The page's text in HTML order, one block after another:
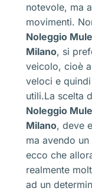
notevole, ma
movimenti.
Noleggio
Milano, si
veicolo, cioè
veloci e
utili.La scelta
Noleggio
Milano, deve
ma avendo
ecco che
realmente
ad un